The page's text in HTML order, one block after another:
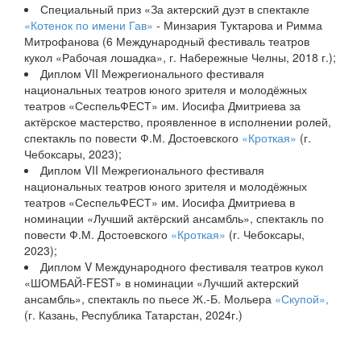
Специальный приз «За актерский дуэт в спектакле
«Котенок по имени Гав» - Минзария Туктарова и Римма
Митрофанова (6 Международный фестиваль театров
кукол «Рабочая лошадка», г. Набережные Челны, 2018 г.);
Диплом VII Межрегионального фестиваля
национальных театров юного зрителя и молодёжных
театров «СеспельФЕСТ» им. Иосифа Дмитриева за
актёрское мастерство, проявленное в исполнении ролей,
спектакль по повести Ф.М. Достоевского «Кроткая» (г.
Чебоксары, 2023);
Диплом VII Межрегионального фестиваля
национальных театров юного зрителя и молодёжных
театров «СеспельФЕСТ» им. Иосифа Дмитриева в
номинации «Лучший актёрский ансамбль», спектакль по
повести Ф.М. Достоевского «Кроткая» (г. Чебоксары,
2023);
Диплом V Международного фестиваля театров кукол
«ШОМБАЙ-FEST» в номинации «Лучший актерский
ансамбль», спектакль по пьесе Ж.-Б. Мольера «Скупой»,
(г. Казань, Республика Татарстан, 2024г.)